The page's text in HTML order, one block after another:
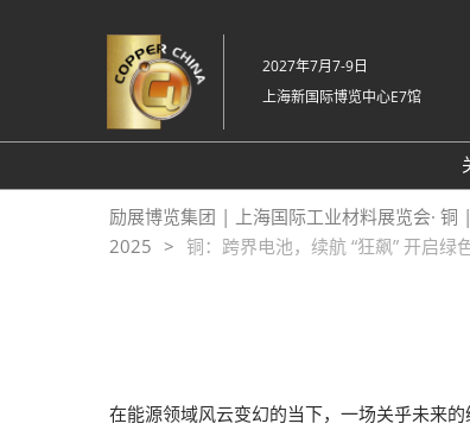
接
跳
至
容
2027年7月7-9日
上海新国际博览中心E7馆
励展博览集团 | 上海国际工业材料展览会· 铜
2025
铜：跨界电池，续航 “狂飙” 开启绿
在能源领域风云变幻的当下，一场关乎未来